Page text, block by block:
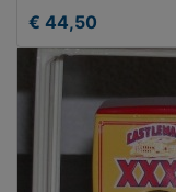
€ 44,50